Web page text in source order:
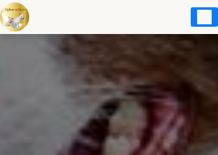
Panneau de gestion des cookies